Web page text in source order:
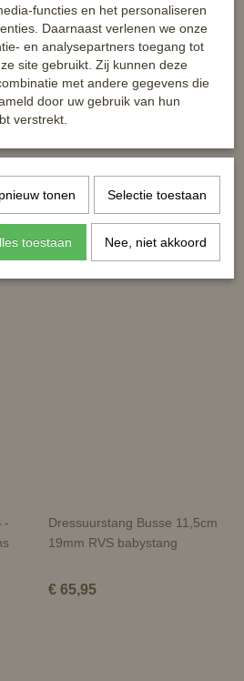
-
Dressuurstang Busse 11,5cm
19mm RVS babystang
€ 65,95
functies en het personaliseren
Daarnaast verlenen we onze
en analysepartners toegang tot
site gebruikt. Zij kunnen deze
met andere gegevens die
door uw gebruik van hun
verstrekt.
tonen Selectie toestaan
toestaan Nee, niet akkoord